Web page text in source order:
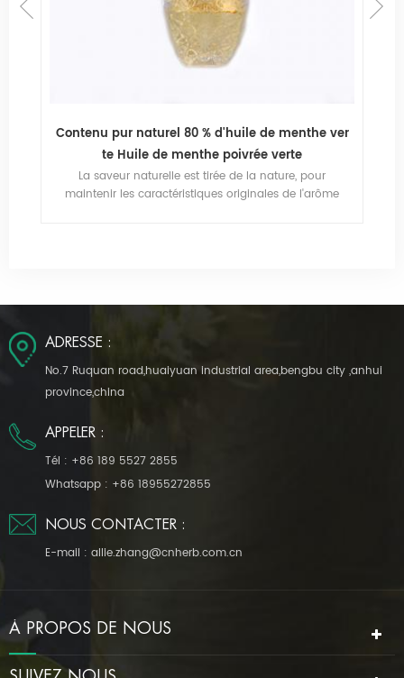
Contenu pur naturel 80 % d'huile de menthe ver
te Huile de menthe poivrée verte
La saveur naturelle est tirée de la nature, pour
maintenir les caractéristiques originales de l'arôme
ADRESSE :
No.7 Ruquan road,huaiyuan industrial area,bengbu city ,anhui
province,china
APPELER :
Tél : +86 189 5527 2855
Whatsapp : +86 18955272855
NOUS CONTACTER :
E-mail : allie.zhang@cnherb.com.cn
À PROPOS DE NOUS